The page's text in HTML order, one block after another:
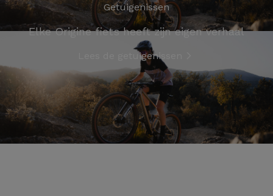
Getuigenissen
Elke Origine fiets heeft zijn eigen verhaal
Lees de getuigenissen